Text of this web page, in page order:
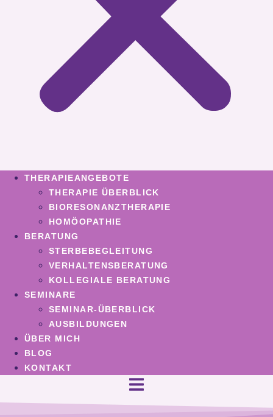
THERAPIEANGEBOTE
THERAPIE ÜBERBLICK
BIORESONANZTHERAPIE
HOMÖOPATHIE
BERATUNG
STERBEBEGLEITUNG
VERHALTENSBERATUNG
KOLLEGIALE BERATUNG
SEMINARE
SEMINAR-ÜBERBLICK
AUSBILDUNGEN
ÜBER MICH
BLOG
KONTAKT